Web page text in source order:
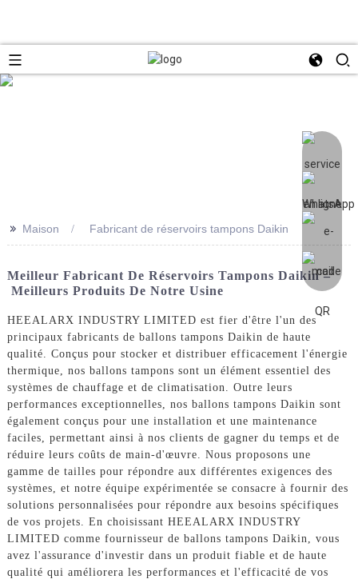
>> Maison Fabricant de réservoirs tampons Daikin
Meilleur Fabricant De Réservoirs Tampons Daikin –
Meilleurs Produits De Notre Usine
HEEALARX INDUSTRY LIMITED est fier d'être l'un des
principaux fabricants de ballons tampons Daikin de haute
qualité. Conçus pour stocker et distribuer efficacement l'énergie
thermique, nos ballons tampons sont un élément essentiel des
systèmes de chauffage et de climatisation. Outre leurs
performances exceptionnelles, nos ballons tampons Daikin sont
également conçus pour une installation et une maintenance
faciles, permettant ainsi à nos clients de gagner du temps et de
réduire leurs coûts de main-d'œuvre. Nous proposons une
gamme de tailles pour répondre aux différentes exigences des
systèmes, et notre équipe expérimentée se consacre à fournir des
solutions personnalisées pour répondre aux besoins spécifiques
de vos projets. En choisissant HEEALARX INDUSTRY
LIMITED comme fournisseur de ballons tampons Daikin, vous
avez l'assurance d'investir dans un produit fiable et de haute
qualité qui améliorera les performances et l'efficacité de vos